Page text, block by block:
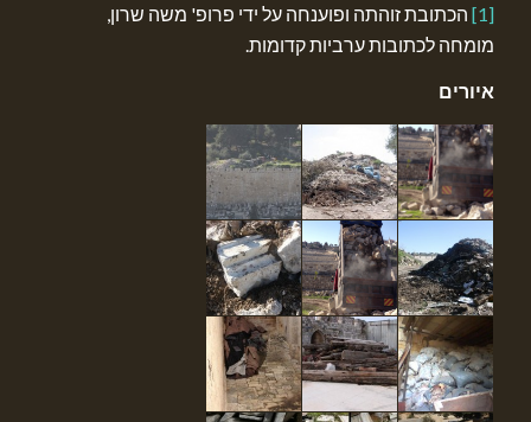
[1]
הכתובת זוהתה ופוענחה על ידי פרופ' משה שרון,
מומחה לכתובות ערביות קדומות.
איורים